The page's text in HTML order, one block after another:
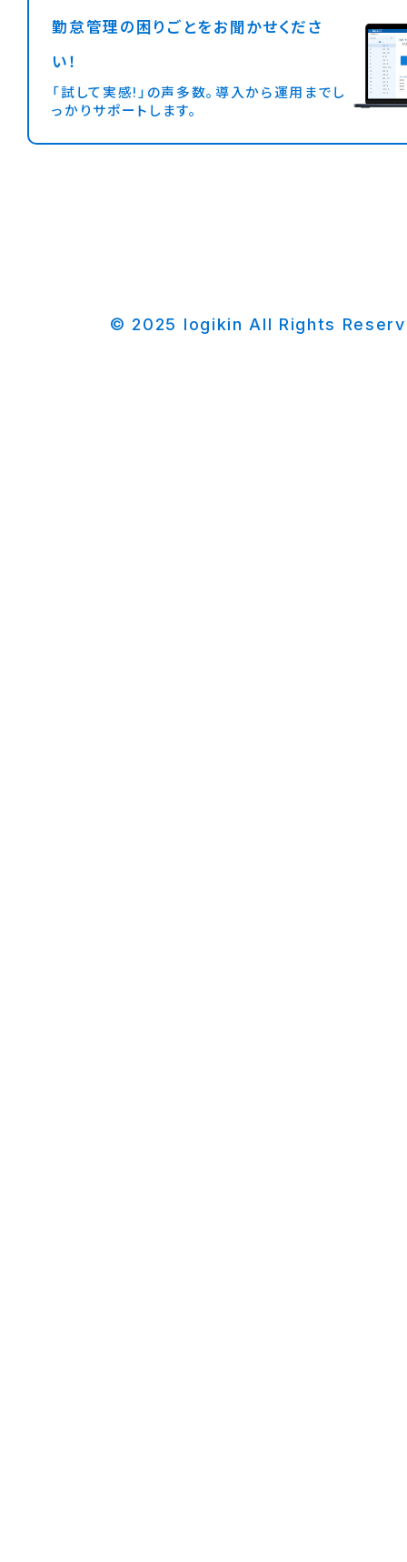
勤怠管理の困りごとをお聞かせくださ
い！
「試して実感!」の声多数。導入から運用までし
っかりサポートします。
© 2025 logikin All Rights